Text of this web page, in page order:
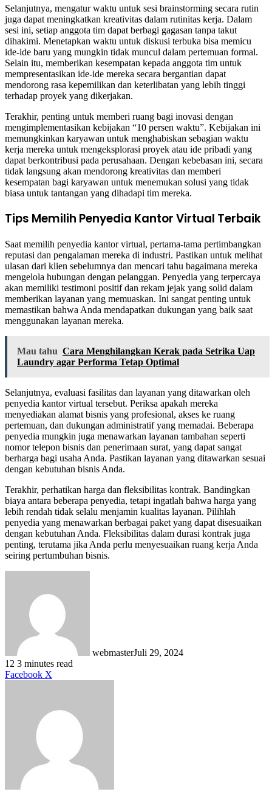
Selanjutnya, mengatur waktu untuk sesi brainstorming secara rutin
juga dapat meningkatkan kreativitas dalam rutinitas kerja. Dalam
sesi ini, setiap anggota tim dapat berbagi gagasan tanpa takut
dihakimi. Menetapkan waktu untuk diskusi terbuka bisa memicu
ide-ide baru yang mungkin tidak muncul dalam pertemuan formal.
Selain itu, memberikan kesempatan kepada anggota tim untuk
mempresentasikan ide-ide mereka secara bergantian dapat
mendorong rasa kepemilikan dan keterlibatan yang lebih tinggi
terhadap proyek yang dikerjakan.
Terakhir, penting untuk memberi ruang bagi inovasi dengan
mengimplementasikan kebijakan “10 persen waktu”. Kebijakan ini
memungkinkan karyawan untuk menghabiskan sebagian waktu
kerja mereka untuk mengeksplorasi proyek atau ide pribadi yang
dapat berkontribusi pada perusahaan. Dengan kebebasan ini, secara
tidak langsung akan mendorong kreativitas dan memberi
kesempatan bagi karyawan untuk menemukan solusi yang tidak
biasa untuk tantangan yang dihadapi tim mereka.
Tips Memilih Penyedia Kantor Virtual Terbaik
Saat memilih penyedia kantor virtual, pertama-tama pertimbangkan
reputasi dan pengalaman mereka di industri. Pastikan untuk melihat
ulasan dari klien sebelumnya dan mencari tahu bagaimana mereka
mengelola hubungan dengan pelanggan. Penyedia yang terpercaya
akan memiliki testimoni positif dan rekam jejak yang solid dalam
memberikan layanan yang memuaskan. Ini sangat penting untuk
memastikan bahwa Anda mendapatkan dukungan yang baik saat
menggunakan layanan mereka.
Mau tahu Cara Menghilangkan Kerak pada Setrika Uap
Laundry agar Performa Tetap Optimal
Selanjutnya, evaluasi fasilitas dan layanan yang ditawarkan oleh
penyedia kantor virtual tersebut. Periksa apakah mereka
menyediakan alamat bisnis yang profesional, akses ke ruang
pertemuan, dan dukungan administratif yang memadai. Beberapa
penyedia mungkin juga menawarkan layanan tambahan seperti
nomor telepon bisnis dan penerimaan surat, yang dapat sangat
berharga bagi usaha Anda. Pastikan layanan yang ditawarkan sesuai
dengan kebutuhan bisnis Anda.
Terakhir, perhatikan harga dan fleksibilitas kontrak. Bandingkan
biaya antara beberapa penyedia, tetapi ingatlah bahwa harga yang
lebih rendah tidak selalu menjamin kualitas layanan. Pilihlah
penyedia yang menawarkan berbagai paket yang dapat disesuaikan
dengan kebutuhan Anda. Fleksibilitas dalam durasi kontrak juga
penting, terutama jika Anda perlu menyesuaikan ruang kerja Anda
seiring pertumbuhan bisnis.
webmasterJuli 29, 2024
12 3 minutes read
Facebook X